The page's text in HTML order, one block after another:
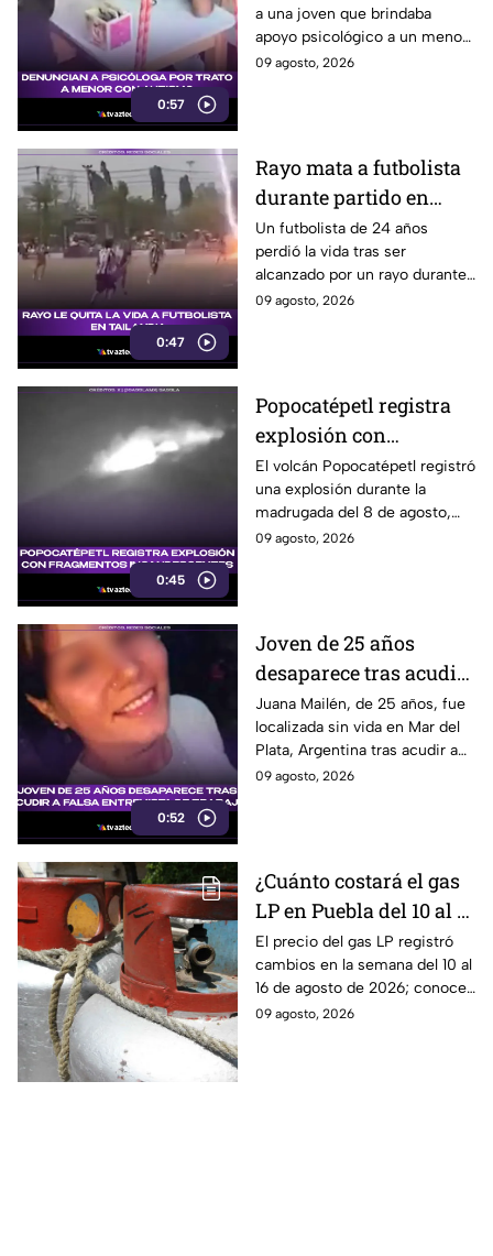
0:57
a una joven que brindaba
apoyo psicológico a un menor
con autismo no verbal, tras
09 agosto, 2026
0:47
Rayo mata a futbolista
durante partido en
Tailandia
Un futbolista de 24 años
perdió la vida tras ser
alcanzado por un rayo durante
una tormenta en partido en
09 agosto, 2026
0:45
Popocatépetl registra
explosión con
fragmentos
incandescentes
El volcán Popocatépetl registró
una explosión durante la
madrugada del 8 de agosto,
acompañada de fragmentos
09 agosto, 2026
0:52
Joven de 25 años
desaparece tras acudir
a falsa entrevista de
trabajo
Juana Mailén, de 25 años, fue
localizada sin vida en Mar del
Plata, Argentina tras acudir a
una presunta entrevista de
09 agosto, 2026
¿Cuánto costará el gas
LP en Puebla del 10 al 16
de agosto? Este será el
precio
El precio del gas LP registró
cambios en la semana del 10 al
16 de agosto de 2026; conoce
cuánto costará el kilo y el
09 agosto, 2026